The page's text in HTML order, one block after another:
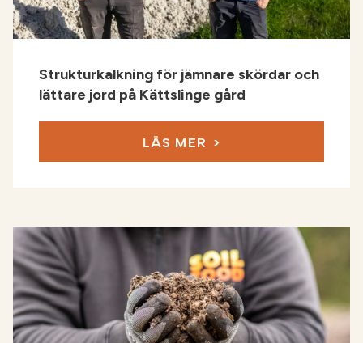
Strukturkalkning för jämnare skördar och
lättare jord på Kättslinge gård
LÄS MER